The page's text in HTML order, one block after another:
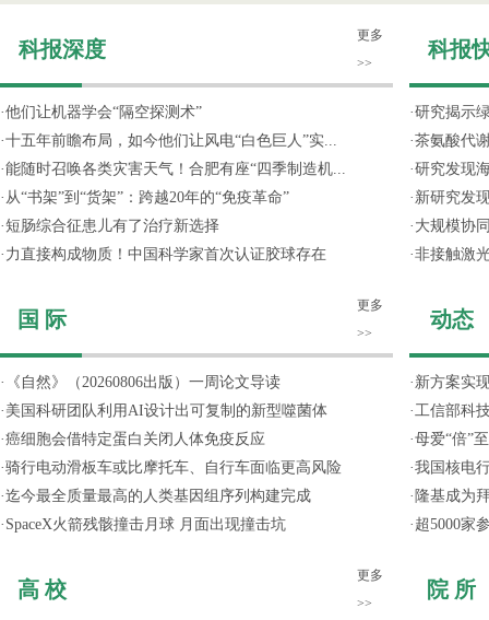
科报深度
更多
>>
·他们让机器学会“隔空探测术”
·十五年前瞻布局，如今他们让风电“白色巨人”实...
·能随时召唤各类灾害天气！合肥有座“四季制造机...
· 从“书架”到“货架”：跨越20年的“免疫革命”
· 短肠综合征患儿有了治疗新选择
· 力直接构成物质！中国科学家首次认证胶球存在
国 际
更多
>>
·
《自然》（20260806出版）一周论文导读
· 美国科研团队利用AI设计出可复制的新型噬菌体
·癌细胞会借特定蛋白关闭人体免疫反应
·骑行电动滑板车或比摩托车、自行车面临更高风险
·迄今最全质量最高的人类基因组序列构建完成
· SpaceX火箭残骸撞击月球 月面出现撞击坑
高 校
更多
>>
科报
·研究揭示
·茶氨酸代
·研究发现
· 新研究发
· 大规模协
·非接触激
动态
· 新方案实
·工信部科
·母爱“倍”
·我国核电
· 隆基成为
· 超5000家
院 所